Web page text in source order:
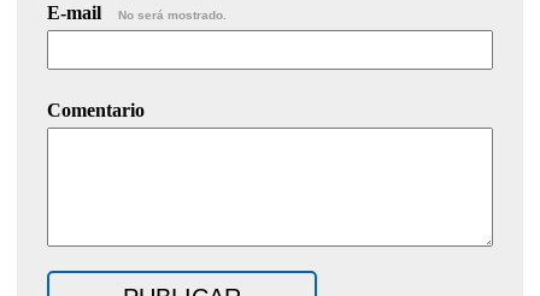
E-mail No será mostrado.
Comentario